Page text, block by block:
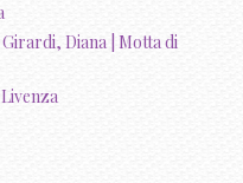
Diana | Motta di